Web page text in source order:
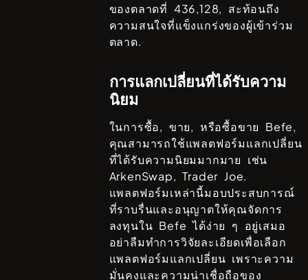
ของตลาดที่ 436,128, สะท้อนถึง
ความสนใจที่แข็งแกร่งของผู้เข้าร่วม
ตลาด.
การแลกเปลี่ยนที่ได้รับความ
นิยม
ในการซื้อ, ขาย, หรือซื้อขาย Befe,
คุณสามารถใช้แพลตฟอร์มแลกเปลี่ยน
ที่ได้รับความนิยมมากมาย เช่น
ArkenSwap, Trader Joe.
แพลตฟอร์มเหล่านี้มอบประสบการณ์
ที่ราบรื่นและอนุญาตให้คุณจัดการ
ลงทุนใน Befe ได้ง่าย ๆ อยู่เสมอ
อย่าลืมทำการวิจัยละเอียดเพื่อเลือก
แพลตฟอร์มแลกเปลี่ยน เพราะความ
มั่นคงและความน่าเชื่อถือของ